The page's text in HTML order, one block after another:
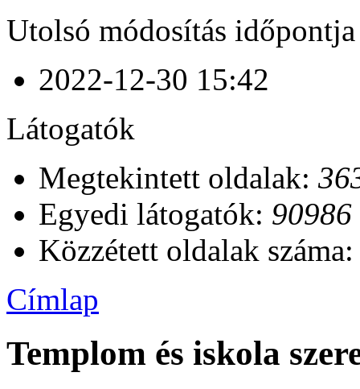
Utolsó módosítás időpontja
2022-12-30 15:42
Látogatók
Megtekintett oldalak:
Egyedi látogatók: 90986
Közzétett oldalak
Címlap
Templom és iskola